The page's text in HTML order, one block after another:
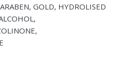
GOLD, HYDROLISED